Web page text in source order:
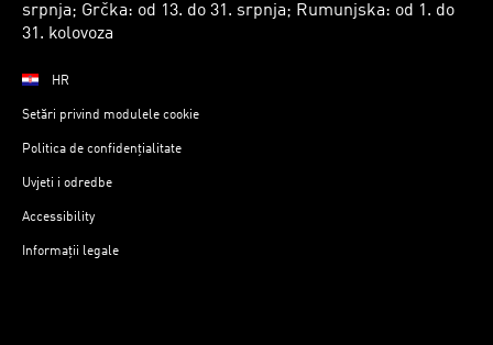
srpnja; Grčka: od 13. do 31. srpnja; Rumunjska: od 1. do
31. kolovoza
HR
Setări privind modulele cookie
Politica de confidențialitate
Uvjeti i odredbe
Accessibility
Informații legale